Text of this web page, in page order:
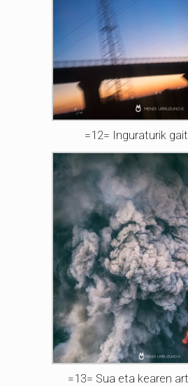
=12= Inguraturik
=13= Sua eta kearen